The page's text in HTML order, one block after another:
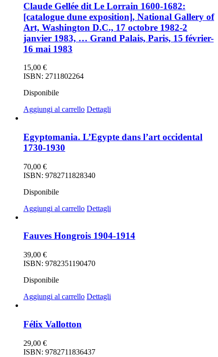
Claude Gellée dit Le Lorrain 1600-1682:
[catalogue dune exposition], National Gallery of
Art, Washington D.C., 17 octobre 1982-2
janvier 1983, … Grand Palais, Paris, 15 février-
16 mai 1983
15,00 €
ISBN: 2711802264
Disponibile
Aggiungi al carrello Dettagli
Egyptomania. L’Egypte dans l’art occidental
1730-1930
70,00 €
ISBN: 9782711828340
Disponibile
Aggiungi al carrello Dettagli
Fauves Hongrois 1904-1914
39,00 €
ISBN: 9782351190470
Disponibile
Aggiungi al carrello Dettagli
Félix Vallotton
29,00 €
ISBN: 9782711836437